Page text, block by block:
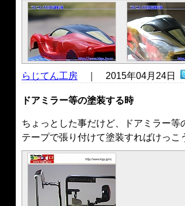
らじてん工房 ｜ 2015年04月24日
ドアミラー等の塗装する時
ちょっとした事だけど、ドアミラー
テープで張り付けて塗装すればけっこ